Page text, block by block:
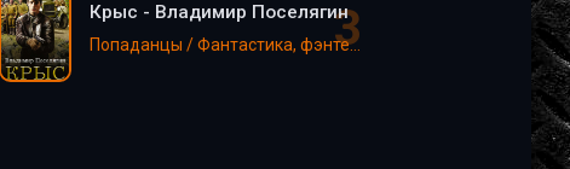
Крыс - Владимир Поселягин
Попаданцы / Фантастика, фэнтези / EVE online